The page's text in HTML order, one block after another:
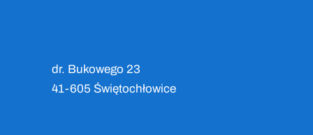
dr. Bukowego 23
41-605 Świętochłowice